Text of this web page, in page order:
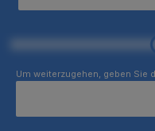
Um weiterzugehen, geben Sie